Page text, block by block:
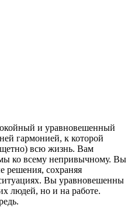
и уравновешенный
гармонией, к которой
всю жизнь. Вам
ко всему непривычному. Вы
решения, сохраняя
Вы уравновешенны
людей, но и на работе.